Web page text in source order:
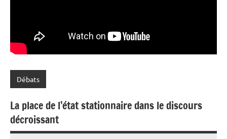
Débats
La place de l’état stationnaire dans le discours
décroissant